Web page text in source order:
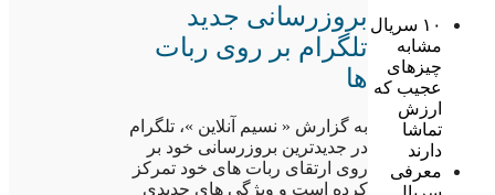
۱۰ سریال
مشابه
چیزهای
عجیب که
ارزش
تماشا
دارند
معرفی
بروزرسانی جدید
تلگرام بر روی ربات
ها
به گزارش « نسیم آنلاین »، تلگرام
در جدیدترین بروزرسانی خود بر
روی ارتقای ربات های خود تمرکز
کرده است و ویژگی های جدیدی